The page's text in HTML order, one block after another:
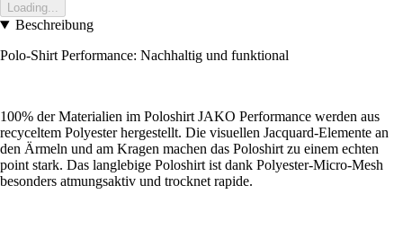
Loading...
Beschreibung
Polo-Shirt Performance: Nachhaltig und funktional
100% der Materialien im Poloshirt JAKO Performance werden aus
recyceltem Polyester hergestellt. Die visuellen Jacquard-Elemente an
den Ärmeln und am Kragen machen das Poloshirt zu einem echten
point stark. Das langlebige Poloshirt ist dank Polyester-Micro-Mesh
besonders atmungsaktiv und trocknet rapide.